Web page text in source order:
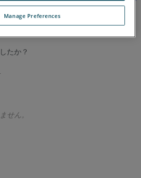
たか？
せん。
Manage Preferences